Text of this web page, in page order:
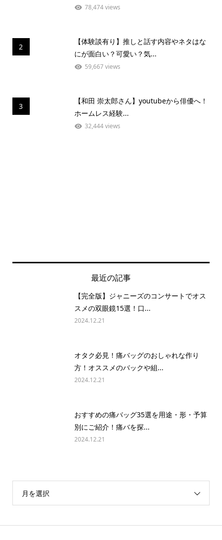
78,474 views
2
【体験談有り】推しと話す内容やネタはな
にが面白い？可愛い？気...
59,667 views
3
【和田 崇太郎さん】youtubeから俳優へ！
ホームレス経験...
32,444 views
最近の記事
【完全版】ジャニーズのコンサートでオス
スメの双眼鏡15選！口...
2024.12.21
オタク必見！痛バッグのおしゃれな作り
方！オススメのバックや組...
2024.12.21
おすすめの痛バッグ35選を用途・形・予算
別にご紹介！痛バを探...
2024.12.21
月を選択